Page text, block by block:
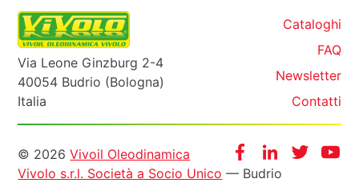
Via Leone Ginzburg 2-4
40054 Budrio (Bologna)
Italia
Cataloghi
FAQ
Newsletter
Contatti
FacebookInstagram
Twitter
Informazioni
legali
© 2026Vivoil Oleodinamica
Vivolo s.r.l. Società a Socio Unico — Budrio